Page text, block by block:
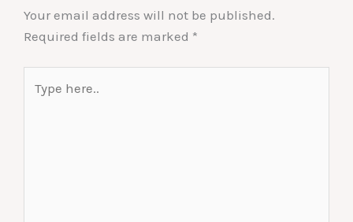
Your email address will not be published.
Required fields are marked *
here..